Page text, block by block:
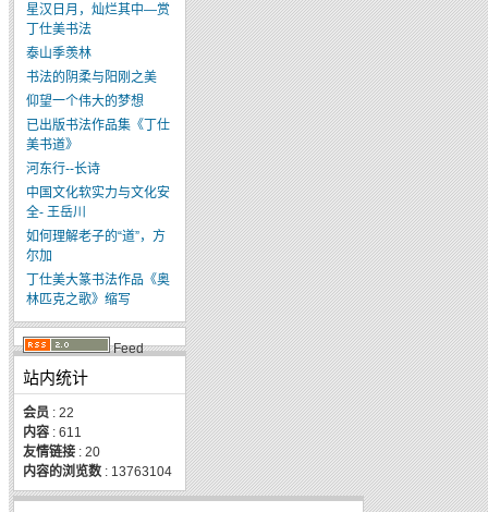
星汉日月，灿烂其中—赏
丁仕美书法
泰山季羡林
书法的阴柔与阳刚之美
仰望一个伟大的梦想
已出版书法作品集《丁仕
美书道》
河东行--长诗
中国文化软实力与文化安
全- 王岳川
如何理解老子的“道”，方
尔加
丁仕美大篆书法作品《奥
林匹克之歌》缩写
Feed
站内统计
会员 : 22
内容 : 611
友情链接 : 20
内容的浏览数 : 13763104